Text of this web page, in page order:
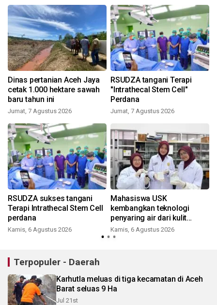
Dinas pertanian Aceh Jaya
cetak 1.000 hektare sawah
baru tahun ini
Jumat, 7 Agustus 2026
RSUDZA tangani Terapi
"Intrathecal Stem Cell"
Perdana
Jumat, 7 Agustus 2026
RSUDZA sukses tangani
Terapi Intrathecal Stem Cell
perdana
Kamis, 6 Agustus 2026
Mahasiswa USK
kembangkan teknologi
penyaring air dari kulit
manggis
Kamis, 6 Agustus 2026
Terpopuler - Daerah
Karhutla meluas di tiga kecamatan di Aceh
Barat seluas 9 Ha
Jul 21st